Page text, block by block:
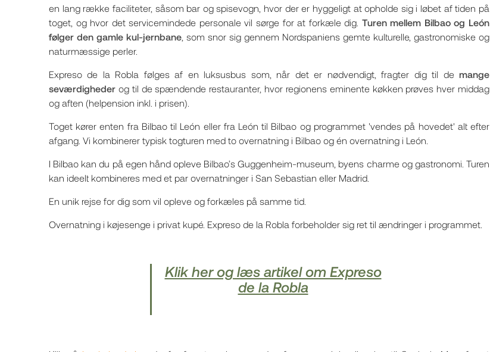
en lang række faciliteter, såsom bar og spisevogn, hvor der er hyggeligt at opholde sig i løbet af tiden på
toget, og hvor det servicemindede personale vil sørge for at forkæle dig. Turen mellem Bilbao og León
følger den gamle kul-jernbane , som snor sig gennem Nordspaniens gemte kulturelle, gastronomiske og
naturmæssige perler.
Expreso de la Robla følges af en luksusbus som, når det er nødvendigt, fragter dig til de mange
seværdigheder og til de spændende restauranter, hvor regionens eminente køkken prøves hver middag
og aften (helpension inkl. i prisen).
Toget kører enten fra Bilbao til León eller fra León til Bilbao og programmet 'vendes på hovedet' alt efter
afgang. Vi kombinerer typisk togturen med to overnatning i Bilbao og én overnatning i León.
I Bilbao kan du på egen hånd opleve Bilbao’s Guggenheim-museum, byens charme og gastronomi. Turen
kan ideelt kombineres med et par overnatninger i San Sebastian eller Madrid.
En unik rejse for dig som vil opleve og forkæles på samme tid.
Overnatning i køjesenge i privat kupé. Expreso de la Robla forbeholder sig ret til ændringer i programmet.
Klik her og læs artikel om Expreso
de la Robla